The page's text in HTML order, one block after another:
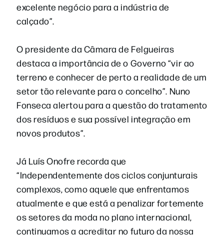
excelente negócio para a indústria de
calçado”.
O presidente da Câmara de Felgueiras
destaca a importância de o Governo “vir ao
terreno e conhecer de perto a realidade de um
setor tão relevante para o concelho”. Nuno
Fonseca alertou para a questão do tratamento
dos resíduos e sua possível integração em
novos produtos”.
Já Luís Onofre recorda que
“Independentemente dos ciclos conjunturais
complexos, como aquele que enfrentamos
atualmente e que está a penalizar fortemente
os setores da moda no plano internacional,
continuamos a acreditar no futuro da nossa